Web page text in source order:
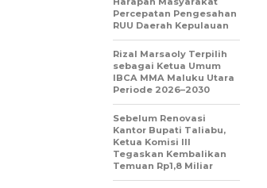
Percepatan Pengesahan
RUU Daerah Kepulauan
Rizal Marsaoly Terpilih
sebagai Ketua Umum
IBCA MMA Maluku Utara
Periode 2026–2030
Sebelum Renovasi
Kantor Bupati Taliabu,
Ketua Komisi III
Tegaskan Kembalikan
Temuan Rp1,8 Miliar